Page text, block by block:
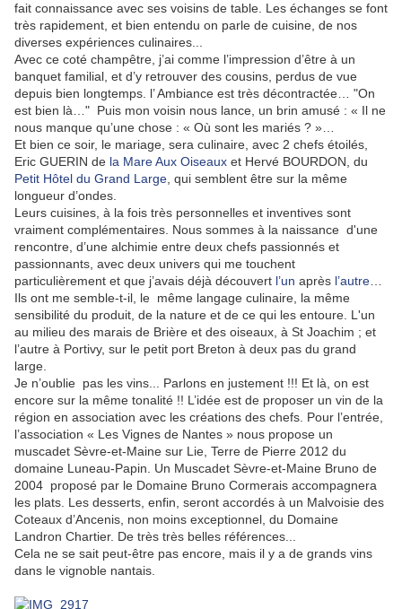
fait connaissance avec ses voisins de table. Les échanges se font
très rapidement, et bien entendu on parle de cuisine, de nos
diverses expériences culinaires...
Avec ce coté champêtre, j’ai comme l’impression d’être à un
banquet familial, et d’y retrouver des cousins, perdus de vue
depuis bien longtemps. l’ Ambiance est très décontractée… "On
est bien là…" Puis mon voisin nous lance, un brin amusé : « Il ne
nous manque qu’une chose : « Où sont les mariés ? »…
Et bien ce soir, le mariage, sera culinaire, avec 2 chefs étoilés,
Eric GUERIN de la Mare Aux Oiseaux et Hervé BOURDON, du
Petit Hôtel du Grand Large , qui semblent être sur la même
longueur d’ondes.
Leurs cuisines, à la fois très personnelles et inventives sont
vraiment complémentaires. Nous sommes à la naissance d'une
rencontre, d’une alchimie entre deux chefs passionnés et
passionnants, avec deux univers qui me touchent
particulièrement et que j’avais déjà découvert l’un après l’autre
Ils ont me semble-t-il, le même langage culinaire, la même
sensibilité du produit, de la nature et de ce qui les entoure. L'un
au milieu des marais de Brière et des oiseaux, à St Joachim ; et
l’autre à Portivy, sur le petit port Breton à deux pas du grand
large.
Je n’oublie pas les vins... Parlons en justement !!! Et là, on est
encore sur la même tonalité !! L’idée est de proposer un vin de la
région en association avec les créations des chefs. Pour l’entrée,
l’association « Les Vignes de Nantes » nous propose un
muscadet Sèvre-et-Maine sur Lie, Terre de Pierre 2012 du
domaine Luneau-Papin. Un Muscadet Sèvre-et-Maine Bruno de
2004 proposé par le Domaine Bruno Cormerais accompagnera
les plats. Les desserts, enfin, seront accordés à un Malvoisie des
Coteaux d’Ancenis, non moins exceptionnel, du Domaine
Landron Chartier. De très très belles références...
Cela ne se sait peut-être pas encore, mais il y a de grands vins
dans le vignoble nantais.